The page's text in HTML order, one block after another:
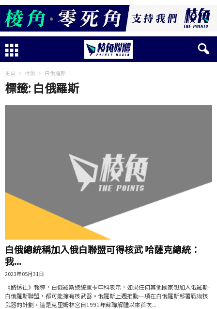
主頁 標籤 白俄羅斯
標籤: 白俄羅斯
白俄總統稱加入俄白聯盟可得核武 哈薩克總統：
我...
2023年05月31日
《路透社》報導，白俄羅斯總統盧卡申科表示，如果任何其他國家想加入俄羅斯-
白俄羅斯聯盟，都可能擁有核武器。俄羅斯上週推動一項在白俄羅斯部署戰術核
武器的計劃，這是克里姆林宮自1991年蘇聯解體以來首次...